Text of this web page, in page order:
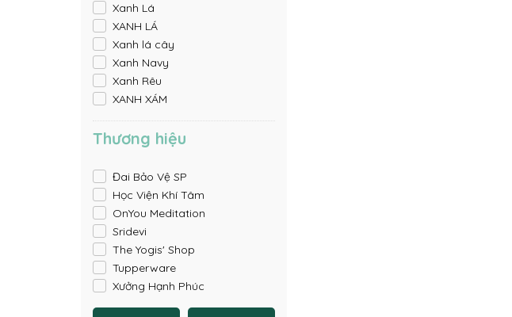
Xanh Lá
XANH LÁ
Xanh lá cây
Xanh Navy
Xanh Rêu
XANH XÁM
Thương hiệu
Đai Bảo Vệ SP
Học Viện Khí Tâm
OnYou Meditation
Sridevi
The Yogis' Shop
Tupperware
Xưởng Hạnh Phúc